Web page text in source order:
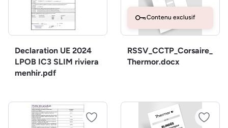
Declaration UE 2024
LPOB IC3 SLIM riviera
menhir.pdf
Contenu exclusif
RSSV_CCTP_Corsaire_
Thermor.docx